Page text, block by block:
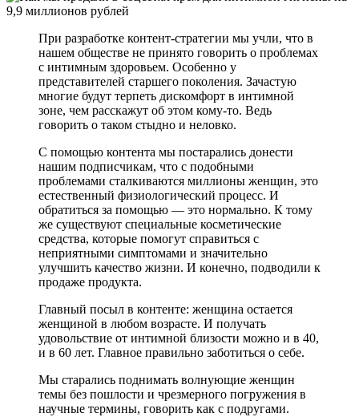
При разработке контент-стратегии мы учли, что в
нашем обществе не принято говорить о проблемах
с интимным здоровьем. Особенно у
представителей старшего поколения. Зачастую
многие будут терпеть дискомфорт в интимной
зоне, чем расскажут об этом кому-то. Ведь
говорить о таком стыдно и неловко.
С помощью контента мы постарались донести
нашим подписчикам, что с подобными
проблемами сталкиваются миллионы женщин, это
естественный физиологический процесс. И
обратиться за помощью — это нормально. К тому
же существуют специальные косметические
средства, которые помогут справиться с
неприятными симптомами и значительно
улучшить качество жизни. И конечно, подводили к
продаже продукта.
Главный посыл в контенте: женщина остается
женщиной в любом возрасте. И получать
удовольствие от интимной близости можно и в 40,
и в 60 лет. Главное правильно заботиться о себе.
Мы старались поднимать волнующие женщин
темы без пошлости и чрезмерного погружения в
научные термины, говорить как с подругами.